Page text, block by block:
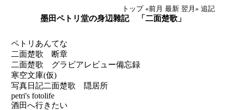
トップ «前月 最新 翌月» 追記
墨田ペトリ堂の身辺雜記 「二面楚歌」
ペトリあんてな
二面楚歌 断章
二面楚歌 グラビアレビュー備忘録
寒空文庫(仮)
写真日記二面楚歌 隠居所
petri's fotolife
酒田へ行きたい